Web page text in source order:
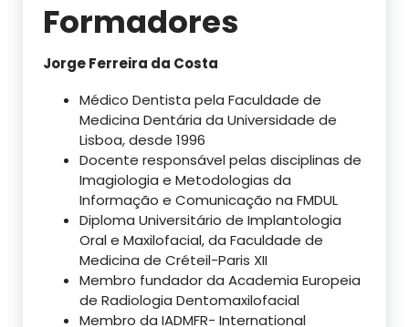
Formadores
Jorge Ferreira da Costa
Médico Dentista pela Faculdade de
Medicina Dentária da Universidade de
Lisboa, desde 1996
Docente responsável pelas disciplinas de
Imagiologia e Metodologias da
Informação e Comunicação na FMDUL
Diploma Universitário de Implantologia
Oral e Maxilofacial, da Faculdade de
Medicina de Créteil-Paris XII
Membro fundador da Academia Europeia
de Radiologia Dentomaxilofacial
Membro da IADMFR- International